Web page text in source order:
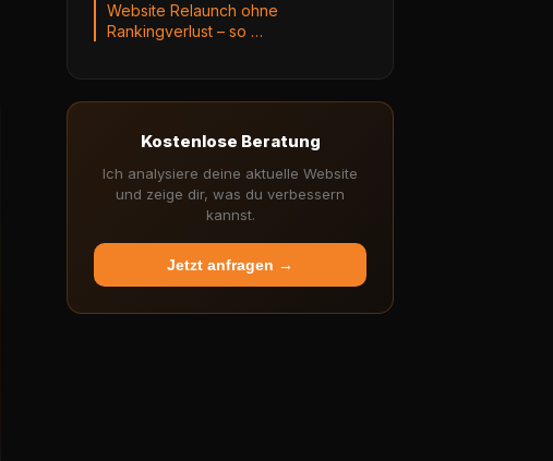
Website Relaunch ohne
Rankingverlust – so …
Kostenlose Beratung
Ich analysiere deine aktuelle Website
und zeige dir, was du verbessern
kannst.
Jetzt anfragen →